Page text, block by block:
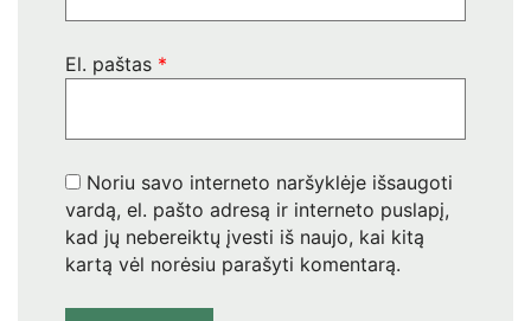
El. paštas *
Noriu savo interneto naršyklėje išsaugoti
vardą, el. pašto adresą ir interneto puslapį,
kad jų nebereiktų įvesti iš naujo, kai kitą
kartą vėl norėsiu parašyti komentarą.